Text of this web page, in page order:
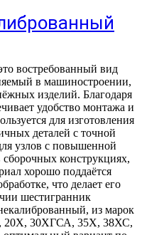
востребованный вид
в машиностроении,
изделий. Благодаря
удобство монтажа и
для изготовления
деталей с точной
узлов с повышенной
конструкциях,
хорошо поддаётся
что делает его
шестигранник
из марок
20Х, 30ХГСА, 35Х, 38ХС,